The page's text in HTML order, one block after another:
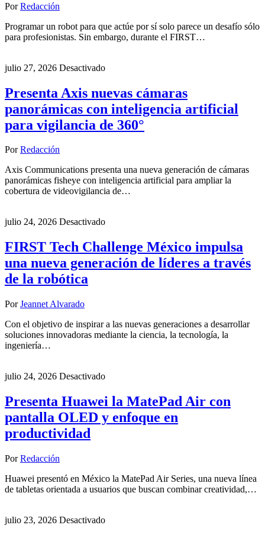
Por Redacción
Programar un robot para que actúe por sí solo parece un desafío sólo
para profesionistas. Sin embargo, durante el FIRST…
julio 27, 2026 Desactivado
Presenta Axis nuevas cámaras
panorámicas con inteligencia artificial
para vigilancia de 360°
Por Redacción
Axis Communications presenta una nueva generación de cámaras
panorámicas fisheye con inteligencia artificial para ampliar la
cobertura de videovigilancia de…
julio 24, 2026 Desactivado
FIRST Tech Challenge México impulsa
una nueva generación de líderes a través
de la robótica
Por Jeannet Alvarado
Con el objetivo de inspirar a las nuevas generaciones a desarrollar
soluciones innovadoras mediante la ciencia, la tecnología, la
ingeniería…
julio 24, 2026 Desactivado
Presenta Huawei la MatePad Air con
pantalla OLED y enfoque en
productividad
Por Redacción
Huawei presentó en México la MatePad Air Series, una nueva línea
de tabletas orientada a usuarios que buscan combinar creatividad,…
julio 23, 2026 Desactivado